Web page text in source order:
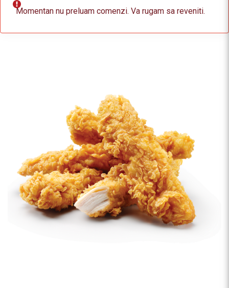
Momentan nu preluam comenzi. Va rugam sa reveniti.